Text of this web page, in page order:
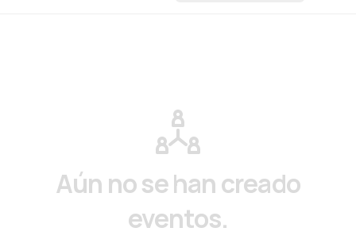
Aún no se han creado
eventos.